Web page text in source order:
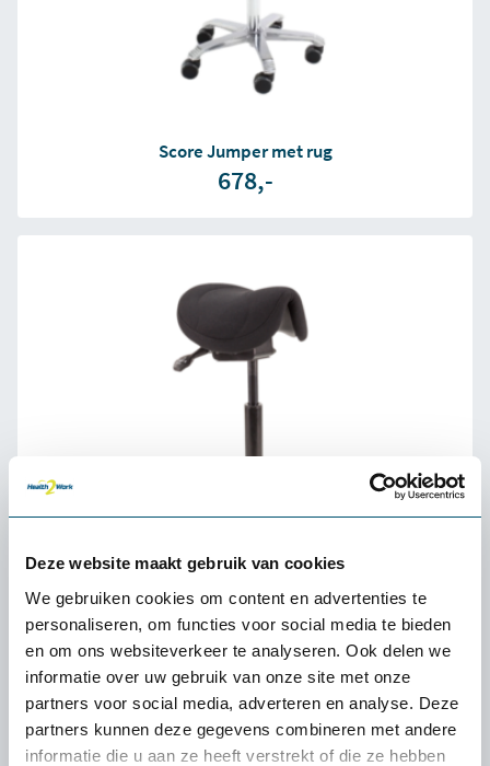
Deze website maakt gebruik van cookies
We gebruiken cookies om content en advertenties te
personaliseren, om functies voor social media te bieden
en om ons websiteverkeer te analyseren. Ook delen we
informatie over uw gebruik van onze site met onze
partners voor social media, adverteren en analyse. Deze
partners kunnen deze gegevens combineren met andere
informatie die u aan ze heeft verstrekt of die ze hebben
Score Jumper met rug
678,-
Office Amazone balans zadelkruk
637,-